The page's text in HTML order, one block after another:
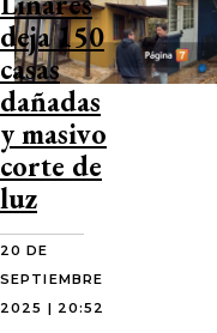
deja 150
casas
dañadas
y masivo
corte de
luz
20 DE
SEPTIEMBRE
2025 | 20:52